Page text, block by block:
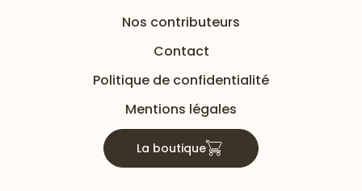
Nos contributeurs
Contact
Politique de confidentialité
Mentions légales
La boutique